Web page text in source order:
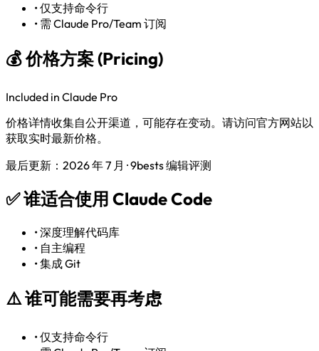
•仅支持命令行
• 需 Claude Pro/Team 订阅
💰 价格方案 (Pricing)
Included in Claude Pro
价格详情收集自公开渠道，可能存在变动。请访问官方网站以
获取实时最新价格。
最后更新：2026 年 7 月 · 9bests 编辑评测
✅谁适合使用 Claude Code
•深度理解代码库
• 自主编程
•集成 Git
⚠️谁可能需要再考虑
•仅支持命令行